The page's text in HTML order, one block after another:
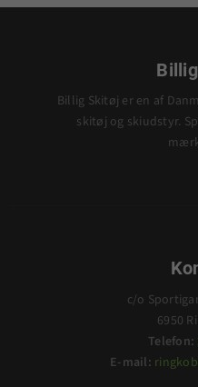
Billig Skitøj er en af
skitøj og skiudstyr.
c/o
6950
Telefon:
E-mail: